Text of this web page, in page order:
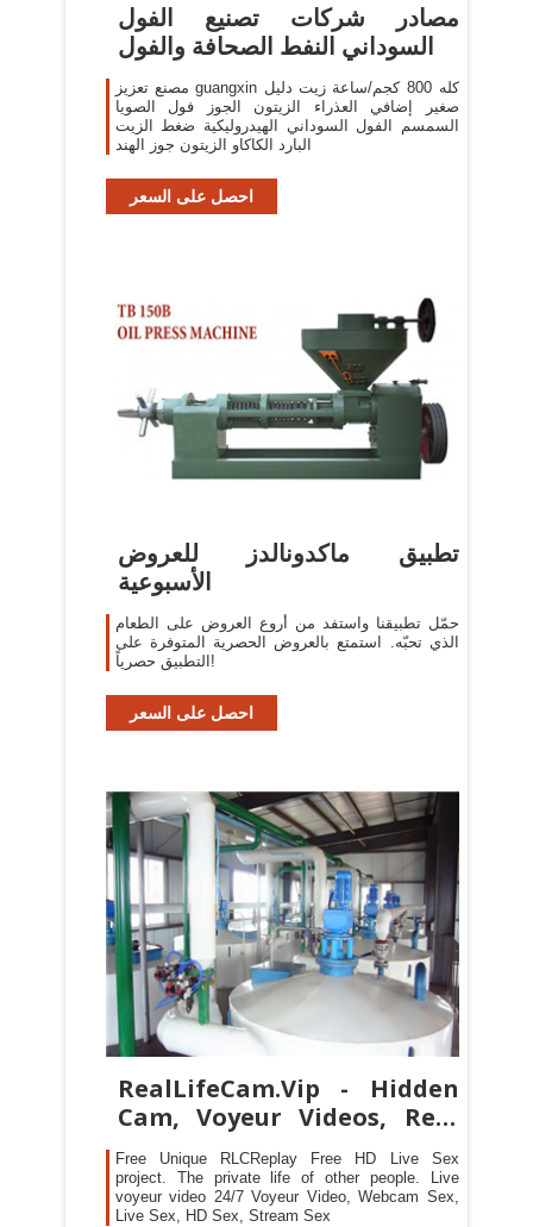
مصادر شركات تصنيع الفول
السوداني النفط الصحافة والفول
مصنع تعزيز guangxin كله 800 كجم/ساعة زيت دليل
صغير إضافي العذراء الزيتون الجوز فول الصويا
السمسم الفول السوداني الهيدروليكية ضغط الزيت
البارد الكاكاو الزيتون جوز الهند
احصل على السعر
تطبيق ماكدونالدز للعروض
الأسبوعية
حمّل تطبيقنا واستفد من أروع العروض على الطعام
الذي تحبّه. استمتع بالعروض الحصرية المتوفرة على
التطبيق حصرياً!
احصل على السعر
RealLifeCam.Vip - Hidden
Cam, Voyeur Videos, Real
Life Cam
Free Unique RLCReplay Free HD Live Sex
project. The private life of other people. Live
voyeur video 24/7 Voyeur Video, Webcam Sex,
Live Sex, HD Sex, Stream Sex